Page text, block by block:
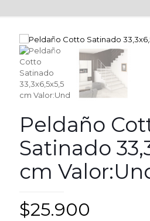
Peldaño
Satinado
cm
$25.900